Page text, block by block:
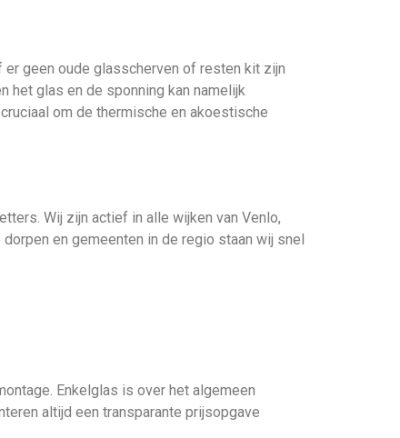
geen oude glasscherven of resten kit zijn
het glas en de sponning kan namelijk
om de thermische en akoestische
Wij zijn actief in alle wijken van Venlo,
en gemeenten in de regio staan wij snel
Enkelglas is over het algemeen
altijd een transparante prijsopgave